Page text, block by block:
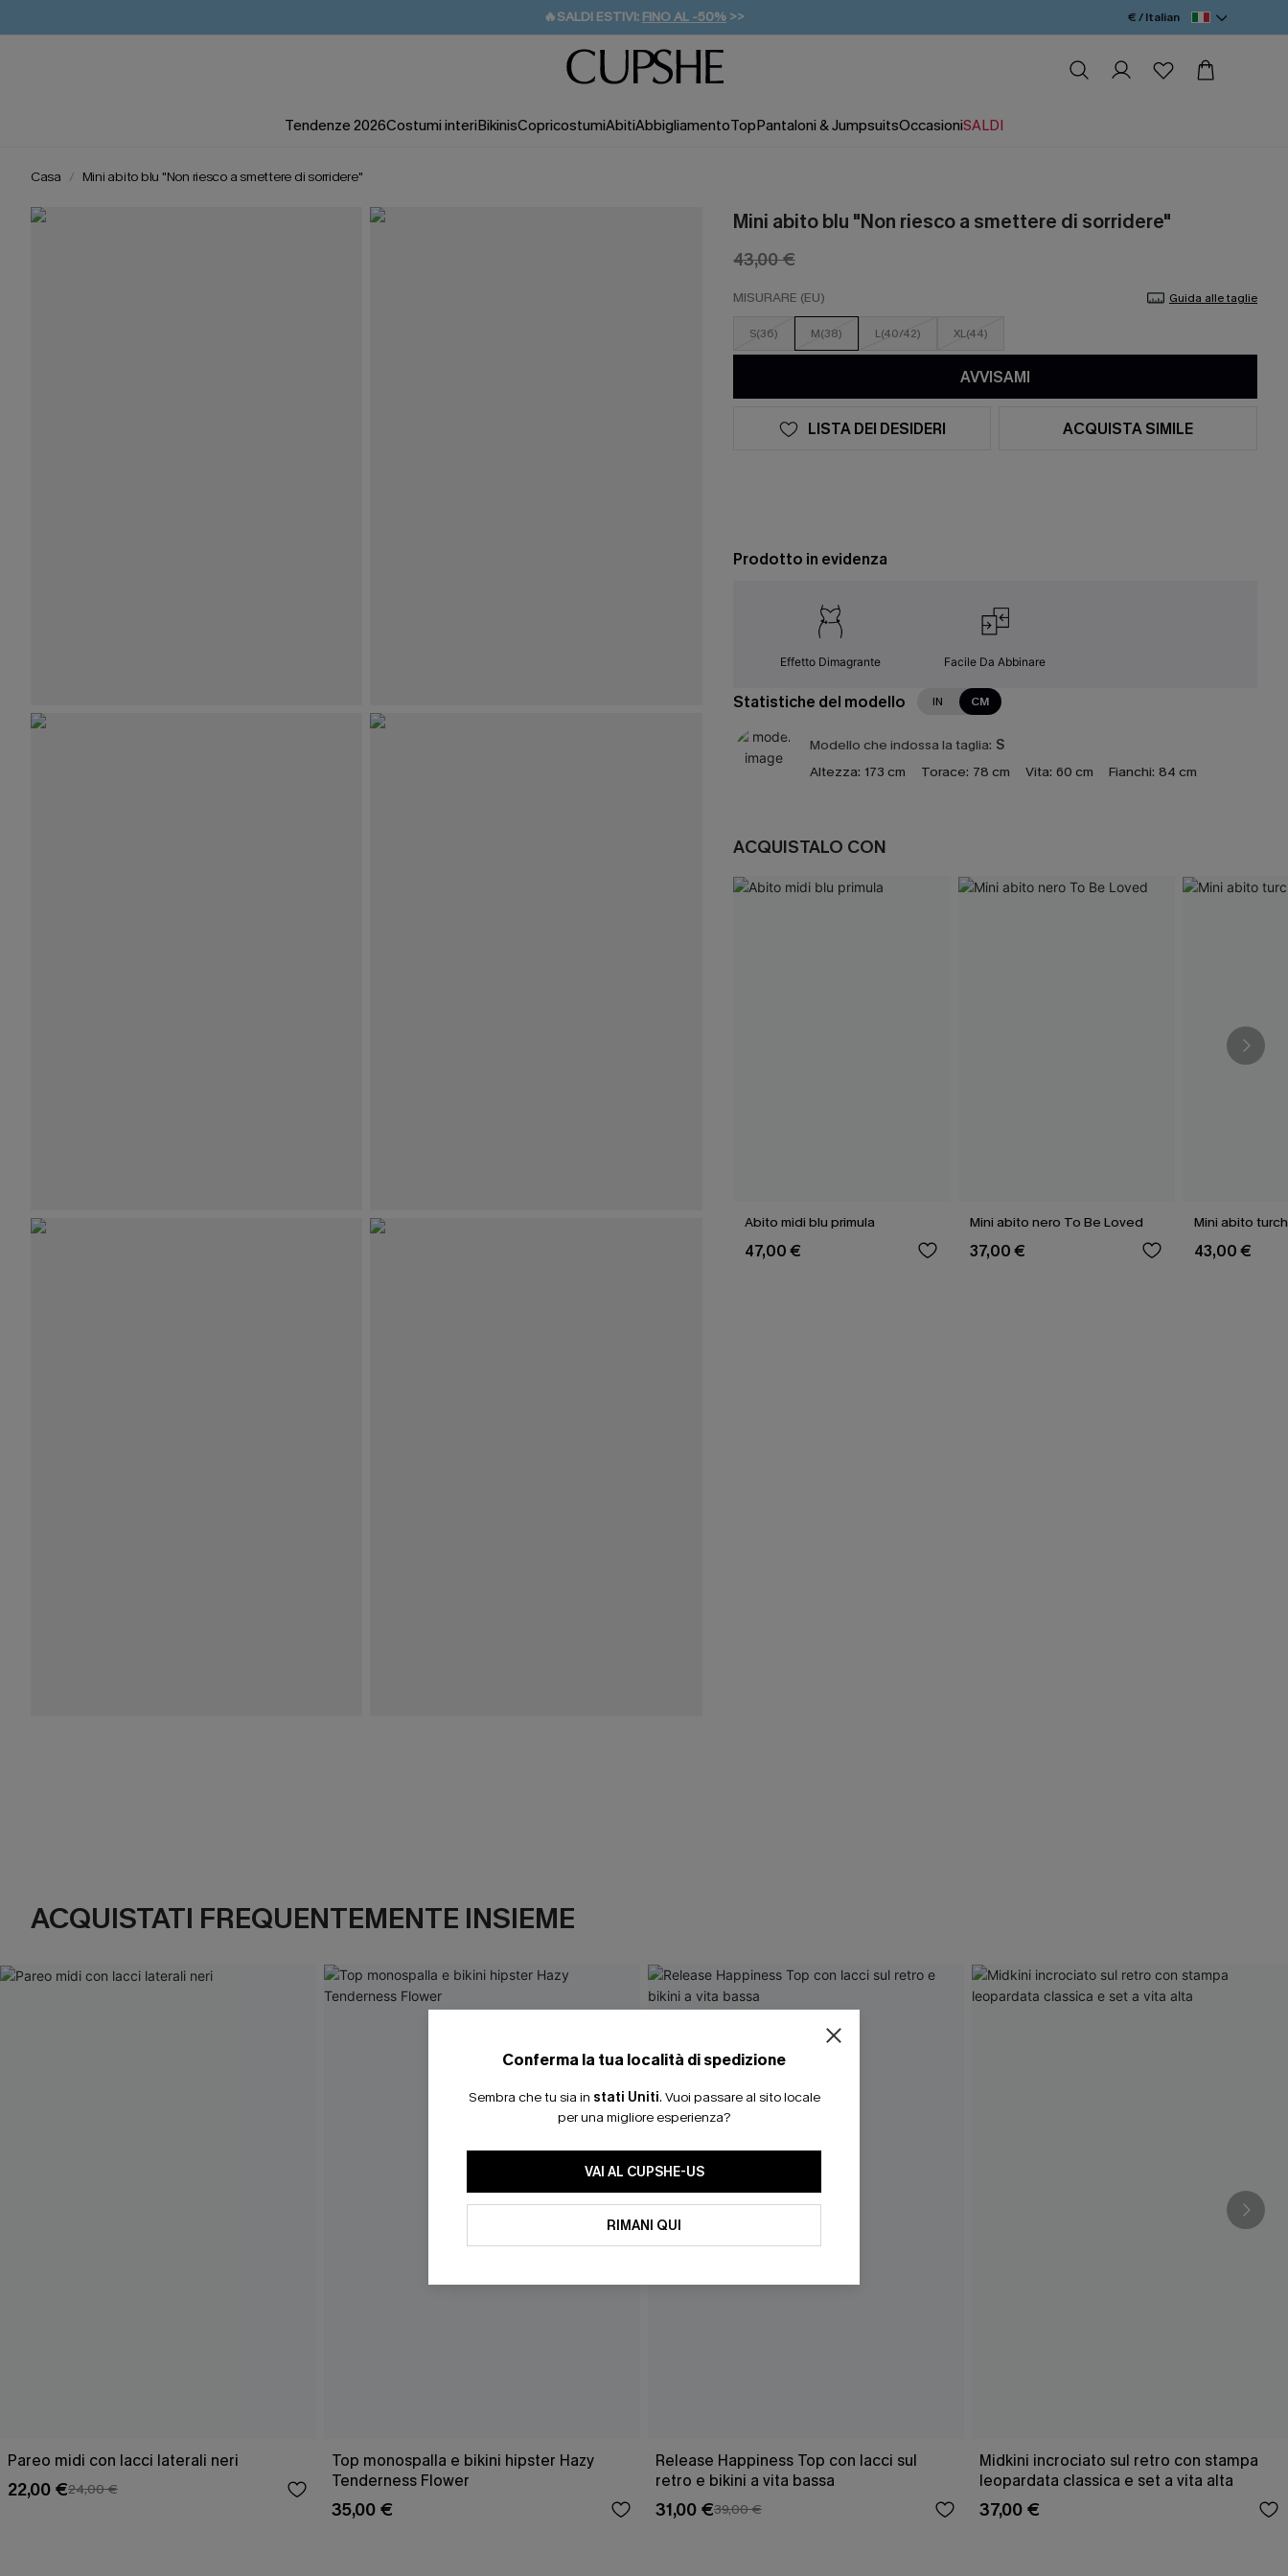
🔥SALDI ESTIVI: FINO AL -50% >>
🚚SPEDIZIONE GRATUITA DA 49€
💌REGALO PER I NUOVI: 20% DI SCONTO*
€ / Italian
Tendenze 2026Costumi interiBikinisCopricostumiAbitiAbbigliamentoTopPantaloni & JumpsuitsOccasioniSALDI
Casa Mini abito blu "Non riesco a smettere di sorridere"
Mini abito blu "Non riesco a smettere di sorridere"
43,00 €
MISURARE (EU) Guida alle taglie
S(36) M(38) L(40/42) XL(44)
AVVISAMI
LISTA DEI DESIDERI ACQUISTA SIMILE
Prodotto in evidenza
Effetto Dimagrante Facile Da Abbinare
Statistiche del modello IN CM
Modello che indossa la taglia: S
Altezza: 173 cm Torace: 78 cm Vita: 60 cm Fianchi: 84 cm
ACQUISTALO CON
Abito midi blu primula
47,00 €
Mini abito nero To Be Loved
37,00 €
Mini abito
43,00 €
ACQUISTATI FREQUENTEMENTE INSIEME
Pareo midi con lacci laterali neri
22,00 €24,00 €
Top monospalla e bikini hipster Hazy
Tenderness Flower
35,00 €
Release Happiness Top con lacci sul
retro e bikini a vita bassa
31,00 €39,00 €
Midkini incrociato sul retro con stampa
leopardata classica e set a vita alta
37,00 €
Conferma la tua località di spedizione
Sembra che tu sia in stati Uniti. Vuoi passare al sito locale
per una migliore esperienza?
VAI AL CUPSHE-US
RIMANI QUI